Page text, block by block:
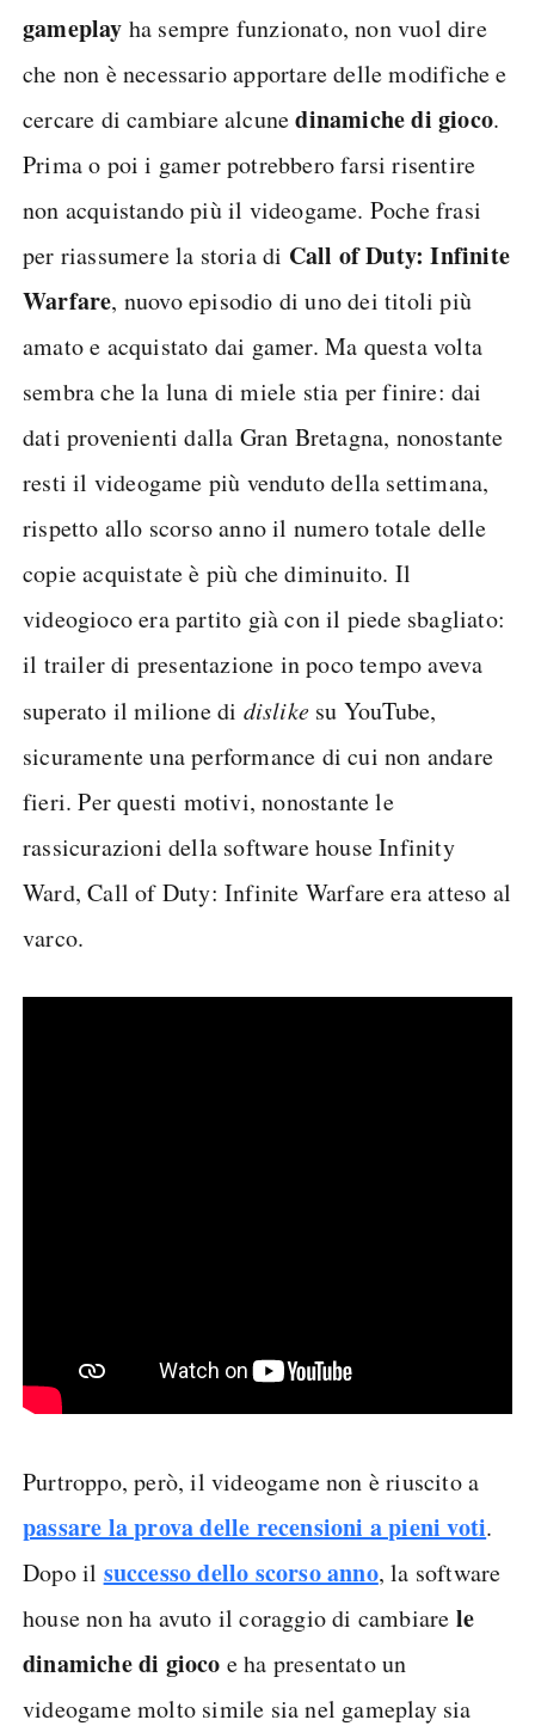
gameplay ha sempre funzionato, non vuol dire
che non è necessario apportare delle modifiche e
cercare di cambiare alcunedinamiche di gioco.
Prima o poi i gamer potrebbero farsi risentire
non acquistando più il videogame. Poche frasi
per riassumere la storia di Call of Duty: Infinite
Warfare, nuovo episodio di uno dei titoli più
amato e acquistato dai gamer. Ma questa volta
sembra che la luna di miele stia per finire: dai
dati provenienti dalla Gran Bretagna, nonostante
resti il videogame più venduto della settimana,
rispetto allo scorso anno il numero totale delle
copie acquistate è più che diminuito. Il
videogioco era partito già con il piede sbagliato:
il trailer di presentazione in poco tempo aveva
superato il milione di dislike su YouTube,
sicuramente una performance di cui non andare
fieri. Per questi motivi, nonostante le
rassicurazioni della software house Infinity
Ward, Call of Duty: Infinite Warfare era atteso al
varco.
Purtroppo, però, il videogame non è riuscito a
passare la prova delle recensioni a pieni voti.
Dopo il successo dello scorso anno, la software
house non ha avuto il coraggio di cambiare le
dinamiche di gioco e ha presentato un
videogame molto simile sia nel gameplay sia